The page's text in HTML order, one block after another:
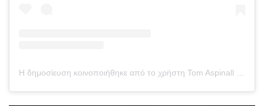
Η δημοσίευση κοινοποιήθηκε από το χρήστη Tom Aspinall (@tomaspinallofficial)